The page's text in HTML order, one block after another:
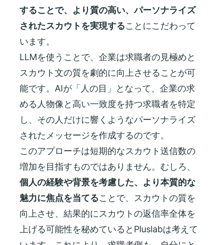
することで、より質の高い、パーソナライズ
されたスカウトを実現することにこだわって
います。
LLMを使うことで、企業は求職者の見極めと
スカウト文の質を劇的に向上させることが可
能です。AIが「人の目」となって、企業の求
める人物像と高い一致度を持つ求職者を特定
し、その人だけに響くようなパーソナライズ
されたメッセージを作成するのです。
このアプローチは短期的なスカウト送信数の
増加を目指すものではありません。むしろ、
個人の経験や背景を考慮した、より本質的な
魅力に焦点を当てることで、スカウトの質を
向上させ、結果的にスカウトの返信率全体を
上げる可能性を秘めているとPluslabは考えて